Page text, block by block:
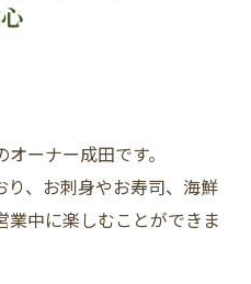
ーナー成田です。
、お刺身やお寿司、海鮮
中に楽しむことができま